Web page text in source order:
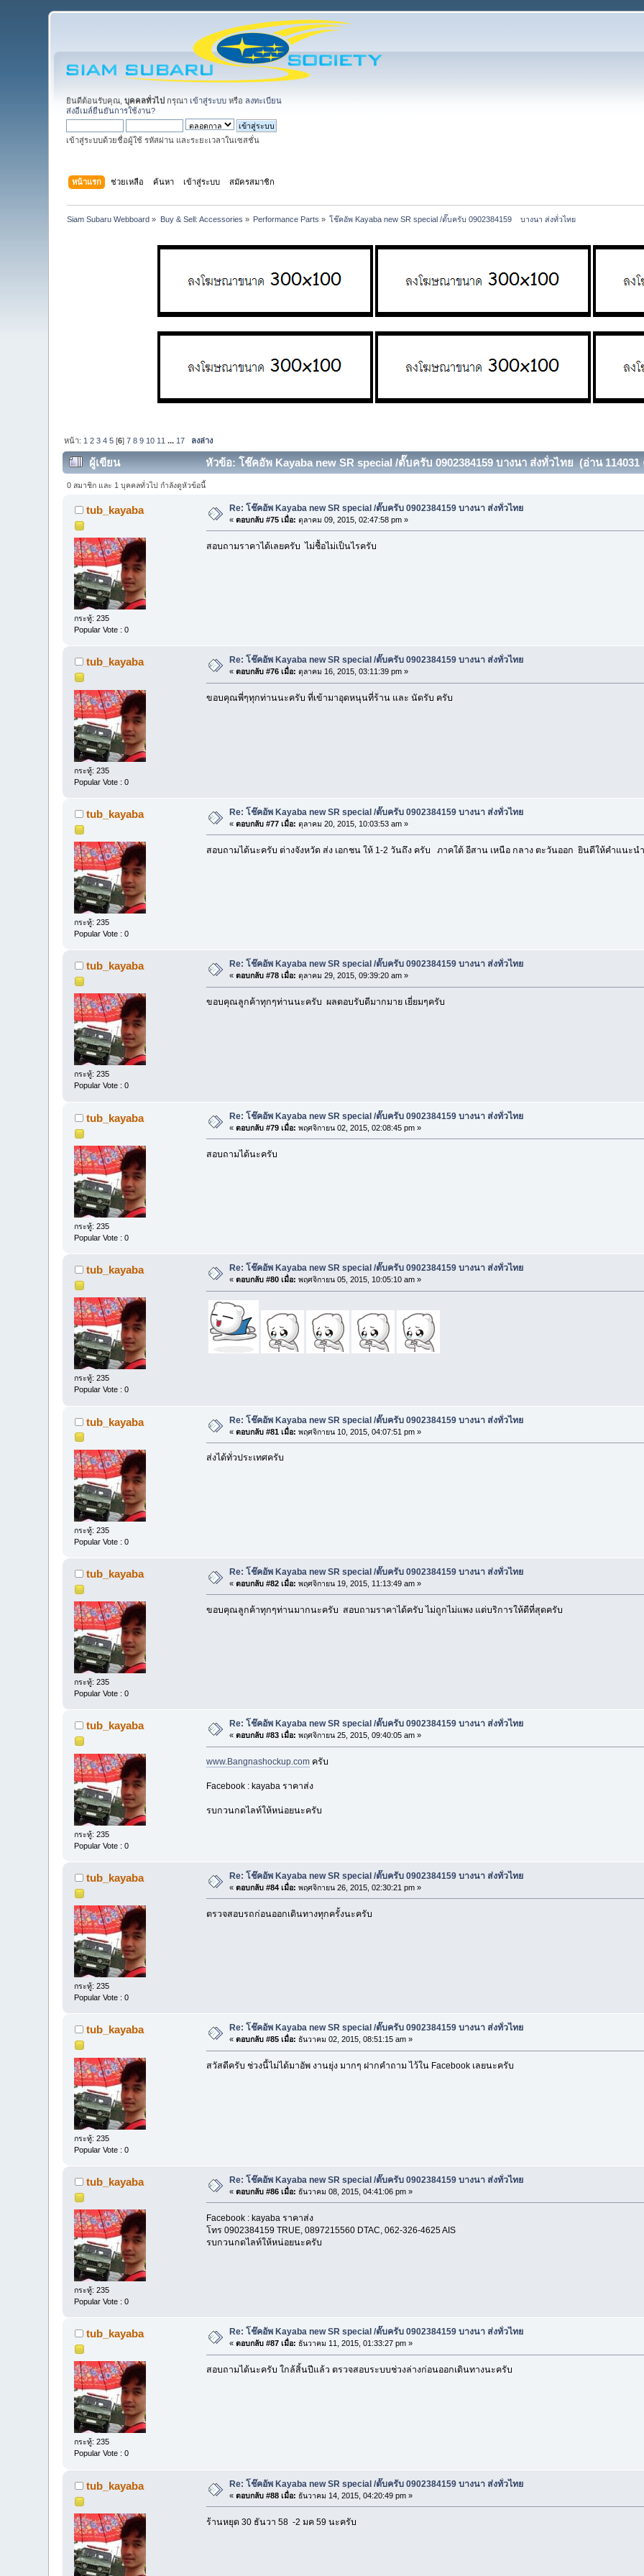
ยินดีต้อนรับคุณ,บุคคลทั่วไป กรุณา เข้าสู่ระบบ หรือ ลงทะเบียน
ส่งอีเมล์ยืนยันการใช้งาน?
เข้าสู่ระบบด้วยชื่อผู้ใช้ รหัสผ่าน และระยะเวลาในเซสชั่น
หน้าแรก ช่วยเหลือ ค้นหา เข้าสู่ระบบ สมัครสมาชิก
Siam Subaru Webboard » Buy & Sell: Accessories » Performance Parts » โช๊คอัพ Kayaba new SR special /ตั๊บครับ 0902384159    บางนา ส่งทั่วไทย
หน้า: 1 2 3 4 5 [6]7 8 9 10 11 ... 17 ลงล่าง
ผู้เขียน หัวข้อ: โช๊คอัพ Kayaba new SR special /ตั๊บครับ 0902384159 บางนา ส่งทั่วไทย (อ่าน 114031
0 สมาชิก และ 1 บุคคลทั่วไป กำลังดูหัวข้อนี้
tub_kayaba
กระทู้: 235
Popular Vote : 0
Re: โช๊คอัพ Kayaba new SR special /ตั๊บครับ 0902384159 บางนา ส่งทั่วไทย
«ตอบกลับ #75 เมื่อ: ตุลาคม 09, 2015, 02:47:58 pm »
สอบถามราคาได้เลยครับ ไม่ชื้อไม่เป็นไรครับ
tub_kayaba
กระทู้: 235
Popular Vote : 0
Re: โช๊คอัพ Kayaba new SR special /ตั๊บครับ 0902384159 บางนา ส่งทั่วไทย
«ตอบกลับ #76 เมื่อ: ตุลาคม 16, 2015, 03:11:39 pm »
ขอบคุณพี่ๆทุกท่านนะครับ ที่เข้ามาอุดหนุนที่ร้าน และ นัดรับ ครับ
tub_kayaba
กระทู้: 235
Popular Vote : 0
Re: โช๊คอัพ Kayaba new SR special /ตั๊บครับ 0902384159 บางนา ส่งทั่วไทย
«ตอบกลับ #77 เมื่อ: ตุลาคม 20, 2015, 10:03:53 am »
สอบถามได้นะครับ ต่างจังหวัด ส่ง เอกชน ให้ 1-2 วันถึง ครับ ภาคใต้ อีสาน เหนือ กลาง ตะวันออก ยินดีให้คำแนะนำ
tub_kayaba
กระทู้: 235
Popular Vote : 0
Re: โช๊คอัพ Kayaba new SR special /ตั๊บครับ 0902384159 บางนา ส่งทั่วไทย
«ตอบกลับ #78 เมื่อ: ตุลาคม 29, 2015, 09:39:20 am »
ขอบคุณลูกค้าทุกๆท่านนะครับ ผลตอบรับดีมากมาย เยี่ยมๆครับ
tub_kayaba
กระทู้: 235
Popular Vote : 0
Re: โช๊คอัพ Kayaba new SR special /ตั๊บครับ 0902384159 บางนา ส่งทั่วไทย
«ตอบกลับ #79 เมื่อ: พฤศจิกายน 02, 2015, 02:08:45 pm »
สอบถามได้นะครับ
tub_kayaba
กระทู้: 235
Popular Vote : 0
Re: โช๊คอัพ Kayaba new SR special /ตั๊บครับ 0902384159 บางนา ส่งทั่วไทย
«ตอบกลับ #80 เมื่อ: พฤศจิกายน 05, 2015, 10:05:10 am »
tub_kayaba
กระทู้: 235
Popular Vote : 0
Re: โช๊คอัพ Kayaba new SR special /ตั๊บครับ 0902384159 บางนา ส่งทั่วไทย
«ตอบกลับ #81 เมื่อ: พฤศจิกายน 10, 2015, 04:07:51 pm »
ส่งได้ทั่วประเทศครับ
tub_kayaba
กระทู้: 235
Popular Vote : 0
Re: โช๊คอัพ Kayaba new SR special /ตั๊บครับ 0902384159 บางนา ส่งทั่วไทย
«ตอบกลับ #82 เมื่อ: พฤศจิกายน 19, 2015, 11:13:49 am »
ขอบคุณลูกค้าทุกๆท่านมากนะครับ สอบถามราคาได้ครับ ไม่ถูกไม่แพง แต่บริการให้ดีที่สุดครับ
tub_kayaba
กระทู้: 235
Popular Vote : 0
Re: โช๊คอัพ Kayaba new SR special /ตั๊บครับ 0902384159 บางนา ส่งทั่วไทย
«ตอบกลับ #83 เมื่อ: พฤศจิกายน 25, 2015, 09:40:05 am »
www.Bangnashockup.comครับ
Facebook : kayaba ราคาส่ง
รบกวนกดไลท์ให้หน่อยนะครับ
tub_kayaba
กระทู้: 235
Popular Vote : 0
Re: โช๊คอัพ Kayaba new SR special /ตั๊บครับ 0902384159 บางนา ส่งทั่วไทย
«ตอบกลับ #84 เมื่อ: พฤศจิกายน 26, 2015, 02:30:21 pm »
ตรวจสอบรถก่อนออกเดินทางทุกครั้งนะครับ
tub_kayaba
กระทู้: 235
Popular Vote : 0
Re: โช๊คอัพ Kayaba new SR special /ตั๊บครับ 0902384159 บางนา ส่งทั่วไทย
«ตอบกลับ #85 เมื่อ: ธันวาคม 02, 2015, 08:51:15 am »
สวัสดีครับ ช่วงนี้ไม่ได้มาอัพ งานยุ่ง มากๆ ฝากคำถาม ไว้ใน Facebook เลยนะครับ
tub_kayaba
กระทู้: 235
Popular Vote : 0
Re: โช๊คอัพ Kayaba new SR special /ตั๊บครับ 0902384159 บางนา ส่งทั่วไทย
«ตอบกลับ #86 เมื่อ: ธันวาคม 08, 2015, 04:41:06 pm »
Facebook : kayaba ราคาส่ง
โทร 0902384159 TRUE, 0897215560 DTAC, 062-326-4625 AIS
รบกวนกดไลท์ให้หน่อยนะครับ
tub_kayaba
กระทู้: 235
Popular Vote : 0
Re: โช๊คอัพ Kayaba new SR special /ตั๊บครับ 0902384159 บางนา ส่งทั่วไทย
«ตอบกลับ #87 เมื่อ: ธันวาคม 11, 2015, 01:33:27 pm »
สอบถามได้นะครับ ใกล้สิ้นปีแล้ว ตรวจสอบระบบช่วงล่างก่อนออกเดินทางนะครับ
tub_kayaba Re: โช๊คอัพ Kayaba new SR special /ตั๊บครับ 0902384159 บางนา ส่งทั่วไทย
«ตอบกลับ #88 เมื่อ: ธันวาคม 14, 2015, 04:20:49 pm »
ร้านหยุด 30 ธันวา 58 -2 มค 59 นะครับ